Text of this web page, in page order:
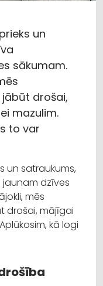
un
sākumam.
drošai,
mazulim.
to var
un satraukums,
dzīves
mēs
drošai, mājīgai
kā logi